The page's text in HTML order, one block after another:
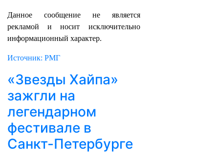
Данное сообщение не является
рекламой и носит исключительно
информационный характер.
Источник: РМГ
«Звезды Хайпа»
зажгли на
легендарном
фестивале в
Санкт-Петербурге